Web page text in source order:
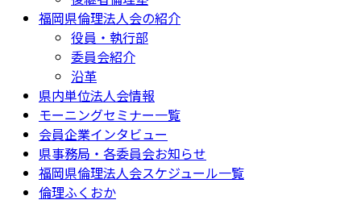
福岡県倫理法人会の紹介
役員・執行部
委員会紹介
沿革
県内単位法人会情報
モーニングセミナー一覧
会員企業インタビュー
県事務局・各委員会お知らせ
福岡県倫理法人会スケジュール一覧
倫理ふくおか